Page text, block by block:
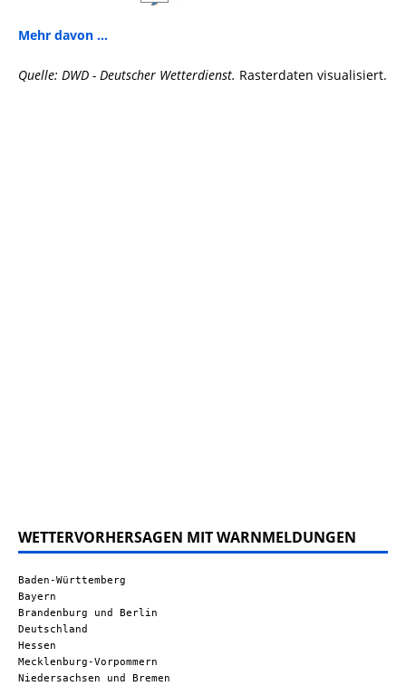
Mehr davon ...
Quelle: DWD - Deutscher Wetterdienst. Rasterdaten visualisiert.
WETTERVORHERSAGEN MIT WARNMELDUNGEN
Baden-Württemberg
Bayern
Brandenburg und Berlin
Deutschland
Hessen
Mecklenburg-Vorpommern
Niedersachsen und Bremen